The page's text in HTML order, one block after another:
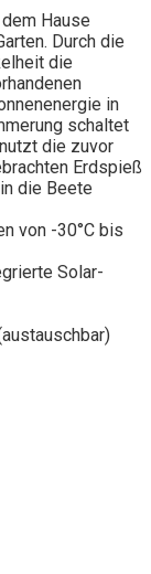
Hause
Durch die
die
in
schaltet
die zuvor
Erdspieß
die Beete
von -30°C bis
Solar-